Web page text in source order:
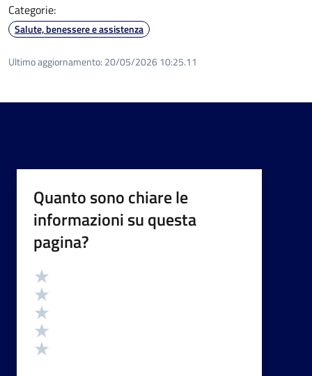
Categorie:
Salute, benessere e assistenza
Ultimo aggiornamento: 20/05/2026 10:25.11
Quanto sono chiare le
informazioni su questa
pagina?
Valutazione